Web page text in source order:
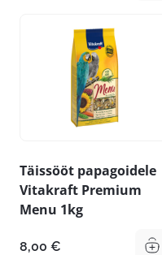
Täissööt papagoidele
Vitakraft Premium
Menu 1kg
8,00 €